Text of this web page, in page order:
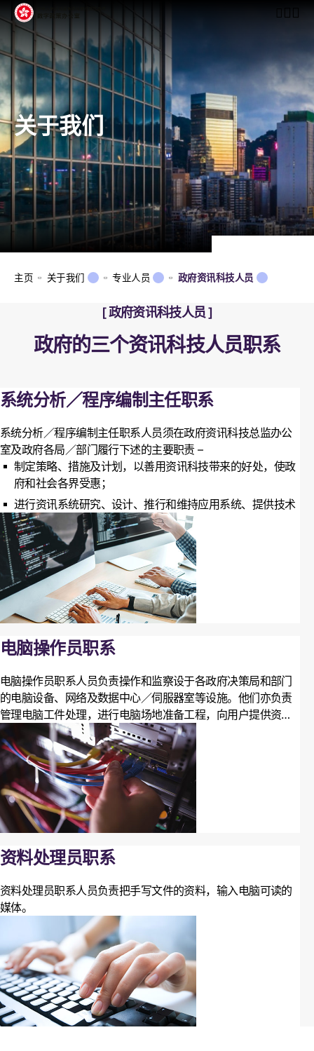
开启行
关于我们
主页 关于我们 专业人员 政府资讯科技人员
政府资讯科技人员
政府的三个资讯科技人员职系
系统分析／程序编制主任职系
系统分析／程序编制主任职系人员须在政府资讯科技总监办公
室及政府各局／部门履行下述的主要职责 –
制定策略、措施及计划，以善用资讯科技带来的好处，使政
府和社会各界受惠；
进行资讯系统研究、设计、推行和维持应用系统、提供技术
支援，以及管理资讯科技计划；
协助开发资讯科技基础设施及厘定标准、推动本地资讯科技
业的发展，以及推广和促进社会各界更广泛应用资讯科技；
以及
推行措施以推动本港资讯科技的发展。
电脑操作员职系
电脑操作员职系人员负责操作和监察设于各政府决策局和部门
的电脑设备、网络及数据中心／伺服器室等设施。他们亦负责
管理电脑工件处理，进行电脑场地准备工程，向用户提供资讯
科技支援和求助台服务，执行资讯科技服务的保安监察，以及
采购资讯科技服务等工作。
资料处理员职系
资料处理员职系人员负责把手写文件的资料，输入电脑可读的
媒体。